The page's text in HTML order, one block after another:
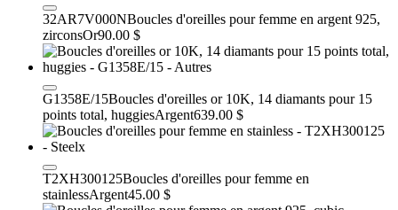
32AR7V000NBoucles d'oreilles pour femme en argent 925,
zirconsOr90.00 $
G1358E/15Boucles d'oreilles or 10K, 14 diamants pour 15
points total, huggiesArgent639.00 $
T2XH300125Boucles d'oreilles pour femme en
stainlessArgent45.00 $